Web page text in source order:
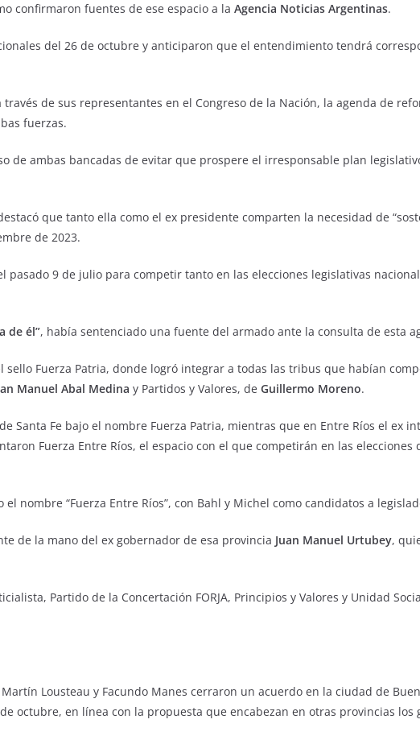
confirmaron fuentes de ese espacio a la Agencia Noticias Argentinas.
del 26 de octubre y anticiparon que el entendimiento tendrá
de sus representantes en el Congreso de la Nación, la agenda de
fuerzas.
de ambas bancadas de evitar que prospere el irresponsable plan
que tanto ella como el ex presidente comparten la necesidad de
de 2023.
9 de julio para competir tanto en las elecciones legislativas
de él”, había sentenciado una fuente del armado ante la consulta de esta
Fuerza Patria, donde logró integrar a todas las tribus que habían
Manuel Abal Medina y Partidos y Valores, de Guillermo Moreno.
Santa Fe bajo el nombre Fuerza Patria, mientras que en Entre Ríos el ex
Fuerza Entre Ríos, el espacio con el que competirán en las elecciones
nombre “Fuerza Entre Ríos”, con Bahl y Michel como candidatos a
de la mano del ex gobernador de esa provincia Juan Manuel Urtubey,
Partido de la Concertación FORJA, Principios y Valores y Unidad
Lousteau y Facundo Manes cerraron un acuerdo en la ciudad de
octubre, en línea con la propuesta que encabezan en otras provincias los